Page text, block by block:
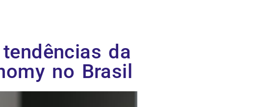
da
no Brasil